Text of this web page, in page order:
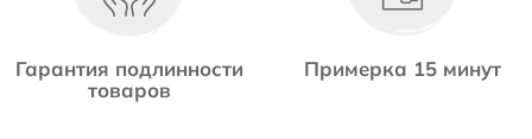
Гарантия подлинности
товаров
Примерка 15 минут